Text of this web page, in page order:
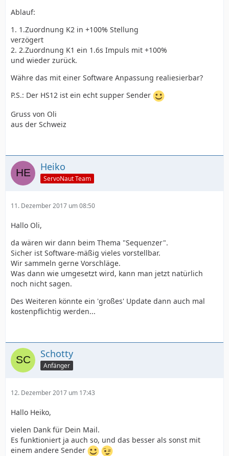
Ablauf:
1. 1.Zuordnung K2 in +100% Stellung
verzögert
2. 2.Zuordnung K1 ein 1.6s Impuls mit +100%
und wieder zurück.
Währe das mit einer Software Anpassung realiesierbar?
P.S.: Der HS12 ist ein echt supper Sender
Gruss von Oli
aus der Schweiz
Heiko
ServoNaut Team
11. Dezember 2017 um 08:50
Hallo Oli,
da wären wir dann beim Thema "Sequenzer".
Sicher ist Software-mäßig vieles vorstellbar.
Wir sammeln gerne Vorschläge.
Was dann wie umgesetzt wird, kann man jetzt natürlich
noch nicht sagen.
Des Weiteren könnte ein 'großes' Update dann auch mal
kostenpflichtig werden...
Schotty
Anfänger
12. Dezember 2017 um 17:43
Hallo Heiko,
vielen Dank für Dein Mail.
Es funktioniert ja auch so, und das besser als sonst mit
einem andere Sender